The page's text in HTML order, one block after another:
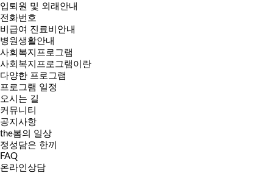
입퇴원 및 외래안내
전화번호
비급여 진료비안내
병원생활안내
사회복지프로그램
사회복지프로그램이란
다양한 프로그램
프로그램 일정
오시는 길
커뮤니티
공지사항
the봄의 일상
정성담은 한끼
FAQ
온라인상담